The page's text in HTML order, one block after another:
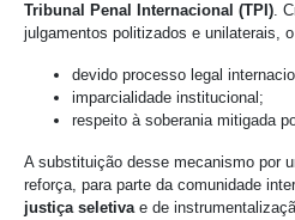
Tribunal Penal Internacional (TPI).
julgamentos politizados e unilaterais,
devido processo legal
imparcialidade institucional;
respeito à soberania mitigada
A substituição desse mecanismo por
reforça, para parte da comunidade
justiça seletivae de